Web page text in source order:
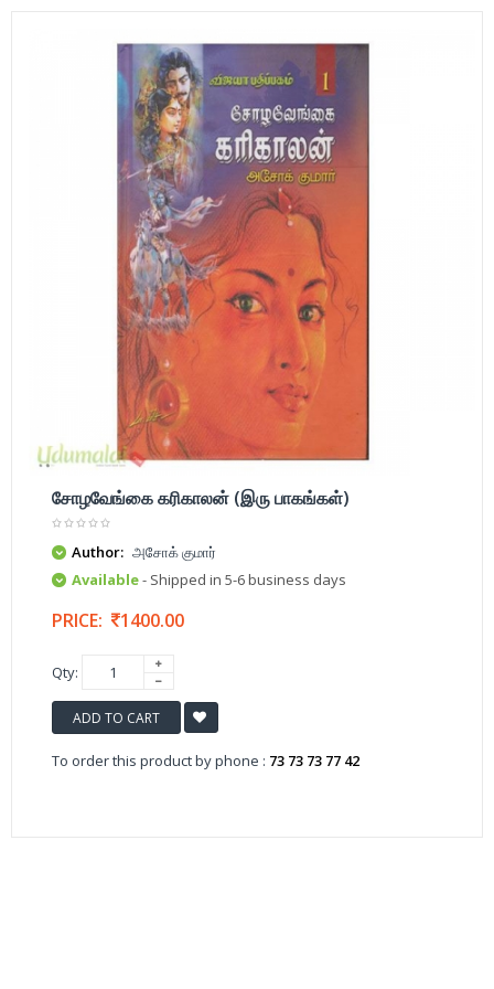
சோழவேங்கை கரிகாலன் (இரு பாகங்கள்)
Author: அசோக் குமார்
Available- Shipped in 5-6 business days
PRICE: 1400.00
Qty:
ADD TO CART
To order this product by phone : 73 73 73 77 42